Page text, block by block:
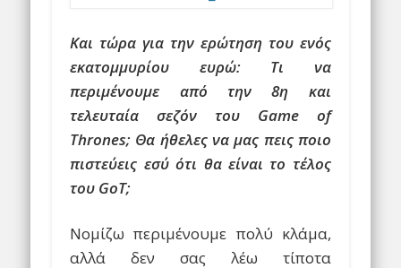
Και τώρα για την ερώτηση του ενός
εκατομμυρίου ευρώ: Τι να
περιμένουμε από την 8η και
τελευταία σεζόν του Game of
Thrones; Θα ήθελες να μας πεις ποιο
πιστεύεις εσύ ότι θα είναι το τέλος
του GoT;
Νομίζω περιμένουμε πολύ κλάμα,
αλλά δεν σας λέω τίποτα